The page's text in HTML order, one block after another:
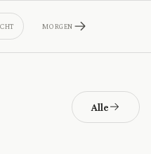
MORGEN
Alle